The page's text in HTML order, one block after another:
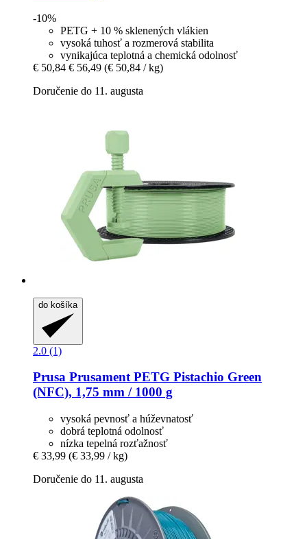
-10%
PETG + 10 % sklenených vlákien
vysoká tuhosť a rozmerová stabilita
vynikajúca teplotná a chemická odolnosť
€ 50,84 € 56,49 (€ 50,84 / kg)
Doručenie do 11. augusta
do košíka
2.0 (1)
Prusa Prusament PETG Pistachio Green
(NFC), 1,75 mm / 1000 g
vysoká pevnosť a húževnatosť
dobrá teplotná odolnosť
nízka tepelná rozťažnosť
€ 33,99 (€ 33,99 / kg)
Doručenie do 11. augusta